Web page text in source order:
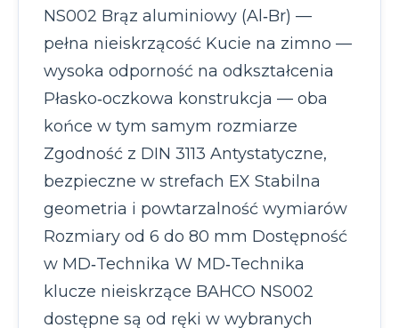
NS002 Brąz aluminiowy (Al‑Br) —
pełna nieiskrzącość Kucie na zimno —
wysoka odporność na odkształcenia
Płasko‑oczkowa konstrukcja — oba
końce w tym samym rozmiarze
Zgodność z DIN 3113 Antystatyczne,
bezpieczne w strefach EX Stabilna
geometria i powtarzalność wymiarów
Rozmiary od 6 do 80 mm Dostępność
w MD‑Technika W MD‑Technika
klucze nieiskrzące BAHCO NS002
dostępne są od ręki w wybranych